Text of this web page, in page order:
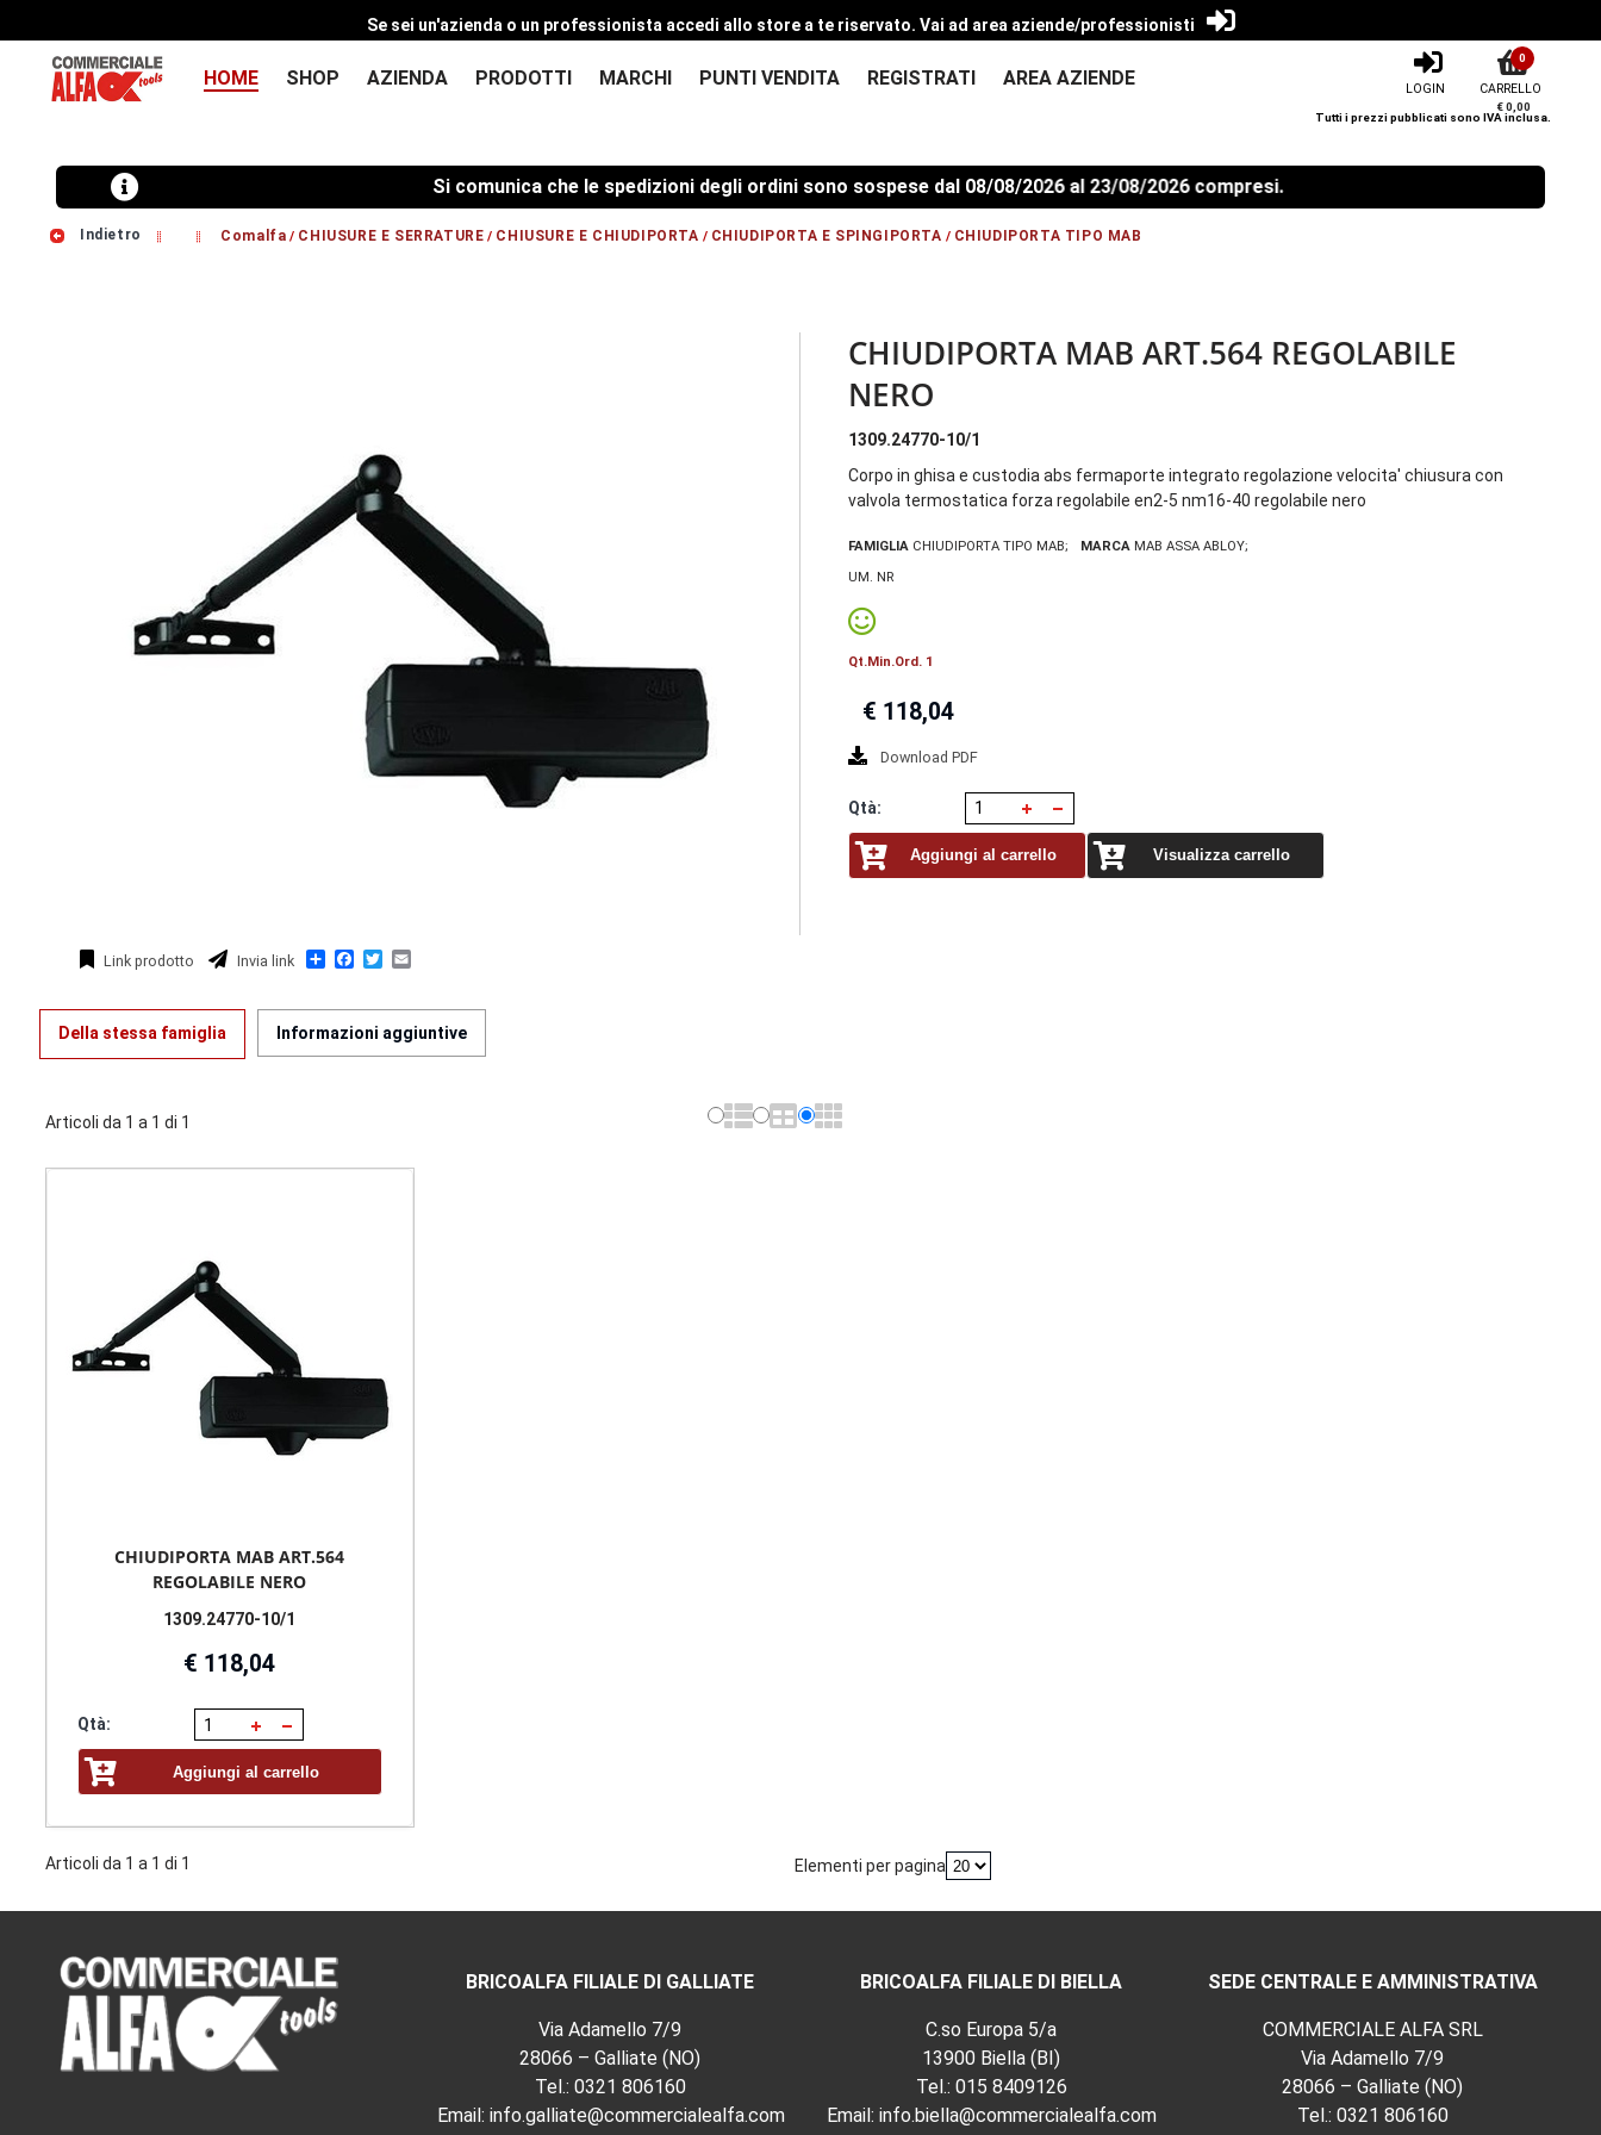
Se sei un'azienda o un professionista accedi allo store a te riservato. Vai ad area aziende/professionisti
Tutti i prezzi pubblicati sono IVA inclusa.
LOGIN CARRELLO
0
€ 0,00
HOME SHOP AZIENDA PRODOTTI MARCHI PUNTI VENDITA REGISTRATI AREA AZIENDE
Si comunica che le spedizioni degli ordini sono sospese dal 08/08/2026 al 23/08/2026 compresi.
Indietro Comalfa / CHIUSURE E SERRATURE / CHIUSURE E CHIUDIPORTA / CHIUDIPORTA E SPINGIPORTA / CHIUDIPORTA TIPO MAB
CHIUDIPORTA MAB ART.564 REGOLABILE
NERO
1309.24770-10/1
Corpo in ghisa e custodia abs fermaporte integrato regolazione velocita' chiusura con
valvola termostatica forza regolabile en2-5 nm16-40 regolabile nero
FAMIGLIA CHIUDIPORTA TIPO MAB MARCA MAB ASSA ABLOY
UM. NR
Qt.Min.Ord. 1
Download PDF
€ 118,04
Qtà:
Aggiungi al carrello Visualizza carrello
Link prodotto Invia link Condividi
Facebook
Twitter
Email
Della stessa famiglia Informazioni aggiuntive
Articoli da 1 a 1 di 1
CHIUDIPORTA MAB ART.564
REGOLABILE NERO
1309.24770-10/1
€ 118,04
Qtà:
Aggiungi al carrello
Articoli da 1 a 1 di 1 Elementi per pagina
BRICOALFA FILIALE DI GALLIATE
Via Adamello 7/9
28066 – Galliate (NO)
Tel.: 0321 806160
Email: info.galliate@commercialealfa.com
BRICOALFA FILIALE DI BIELLA
C.so Europa 5/a
13900 Biella (BI)
Tel.: 015 8409126
Email: info.biella@commercialealfa.com
SEDE CENTRALE E AMMINISTRATIVA
COMMERCIALE ALFA SRL
Via Adamello 7/9
28066 – Galliate (NO)
Tel.: 0321 806160